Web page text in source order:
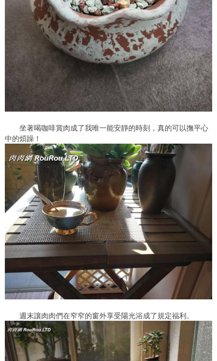
坐著喝咖啡賞肉成了我唯一能安靜的時刻，真的可以撫平心
中的煩躁！
週末讓肉肉們在窄窄的窗外享受陽光浴成了規定福利。